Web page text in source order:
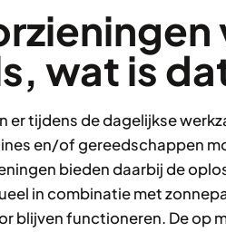
wat is
er tijdens de dagelijkse
en/of gereedschappen
bieden daarbij de
in combinatie met
blijven functioneren. De op